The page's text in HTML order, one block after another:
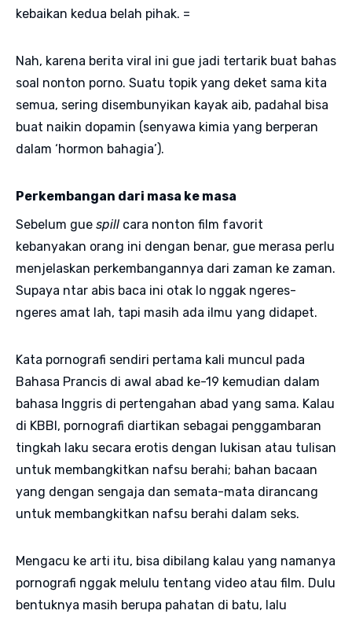
kebaikan kedua belah pihak. =
Nah, karena berita viral ini gue jadi tertarik buat bahas
soal nonton porno. Suatu topik yang deket sama kita
semua, sering disembunyikan kayak aib, padahal bisa
buat naikin dopamin (senyawa kimia yang berperan
dalam ‘hormon bahagia’).
Perkembangan dari masa ke masa
Sebelum gue spill cara nonton film favorit
kebanyakan orang ini dengan benar, gue merasa perlu
menjelaskan perkembangannya dari zaman ke zaman.
Supaya ntar abis baca ini otak lo nggak ngeres-
ngeres amat lah, tapi masih ada ilmu yang didapet.
Kata pornografi sendiri pertama kali muncul pada
Bahasa Prancis di awal abad ke-19 kemudian dalam
bahasa Inggris di pertengahan abad yang sama. Kalau
di KBBI, pornografi diartikan sebagai penggambaran
tingkah laku secara erotis dengan lukisan atau tulisan
untuk membangkitkan nafsu berahi; bahan bacaan
yang dengan sengaja dan semata-mata dirancang
untuk membangkitkan nafsu berahi dalam seks.
Mengacu ke arti itu, bisa dibilang kalau yang namanya
pornografi nggak melulu tentang video atau film. Dulu
bentuknya masih berupa pahatan di batu, lalu